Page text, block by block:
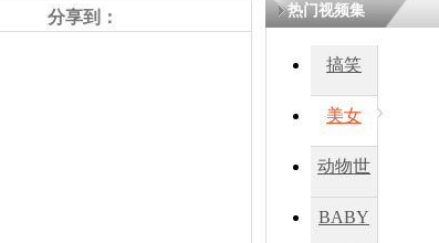
分享到： 热门视频集
搞笑
美女
动物世
BABY